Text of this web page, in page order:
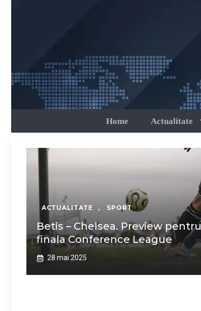
Home Actualitate
ACTUALITATE , SPORT
Betis – Chelsea. Preview pentru
finala Conference League
28 mai 2025